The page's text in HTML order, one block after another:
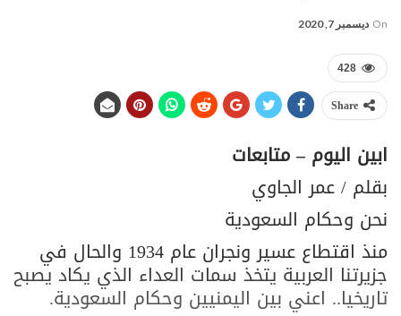
On ديسمبر 7, 2020
428
Share
ابين اليوم – متابعات
بقلم / عمر الجاوي
نحن وحكام السعودية
منذ اقتطاع عسير ونجران عام 1934 والحال في
جزيرتنا العربية يتخذ سمات العداء الذي يكاد يصبح
تاريخيا.. اعني بين اليمنيين وحكام السعودية.